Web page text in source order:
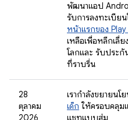
พัฒนาแอป
รับการลงทะเบีย
หน้าแรกของ
เหลือเพื่อหลีกเลี่
โลกและ รับประ
ที่ราบรื่น
28
ตุลาคม
2026
เรากำลังขยายนโ
เด็ก ให้ครอบคลุม
แชทแบบสุ่ม